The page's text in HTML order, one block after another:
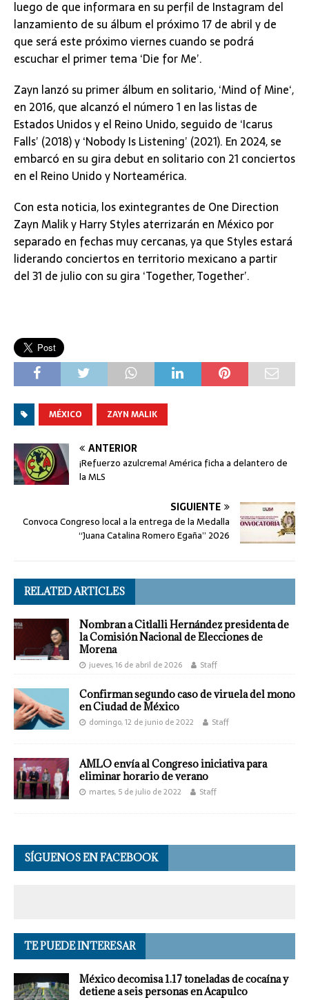
luego de que informara en su perfil de Instagram del
lanzamiento de su álbum el próximo 17 de abril y de
que será este próximo viernes cuando se podrá
escuchar el primer tema ‘Die for Me’.
Zayn lanzó su primer álbum en solitario, ‘Mind of Mine‘,
en 2016, que alcanzó el número 1 en las listas de
Estados Unidos y el Reino Unido, seguido de ‘Icarus
Falls’ (2018) y ‘Nobody Is Listening’ (2021). En 2024, se
embarcó en su gira debut en solitario con 21 conciertos
en el Reino Unido y Norteamérica.
Con esta noticia, los exintegrantes de One Direction
Zayn Malik y Harry Styles aterrizarán en México por
separado en fechas muy cercanas, ya que Styles estará
liderando conciertos en territorio mexicano a partir
del 31 de julio con su gira ‘Together, Together’.
MÉXICO ZAYN MALIK
ANTERIOR
¡Refuerzo azulcrema! América ficha a delantero de
la MLS
SIGUIENTE
Convoca Congreso local a la entrega de la Medalla
“Juana Catalina Romero Egaña” 2026
RELATED ARTICLES
Nombran a Citlalli Hernández presidenta de
la Comisión Nacional de Elecciones de
Morena
jueves, 16 de abril de 2026 Staff
Confirman segundo caso de viruela del mono
en Ciudad de México
domingo, 12 de junio de 2022 Staff
AMLO envía al Congreso iniciativa para
eliminar horario de verano
martes, 5 de julio de 2022 Staff
SÍGUENOS EN FACEBOOK
TE PUEDE INTERESAR
México decomisa 1.17 toneladas de cocaína y
detiene a seis personas en Acapulco